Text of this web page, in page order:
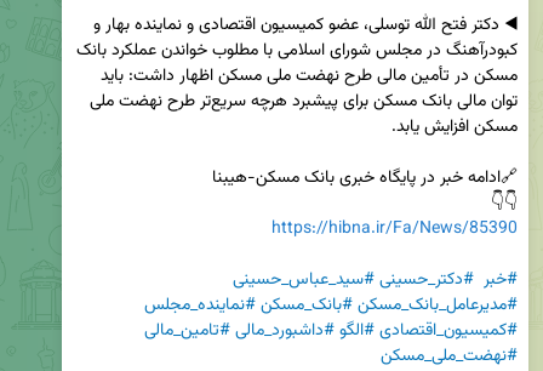
👇👇
https://hibna.ir/Fa/News/85390
#خبر #دکتر_حسینی#سید_عباس_حسینی
#مدیرعامل_بانک_مسکن#بانک_مسکن#نماینده_مجلس
#کمیسیون_اقتصادی#الگو#داشبورد_مالی#تامین_مالی
#نهضت_ملی_مسکن